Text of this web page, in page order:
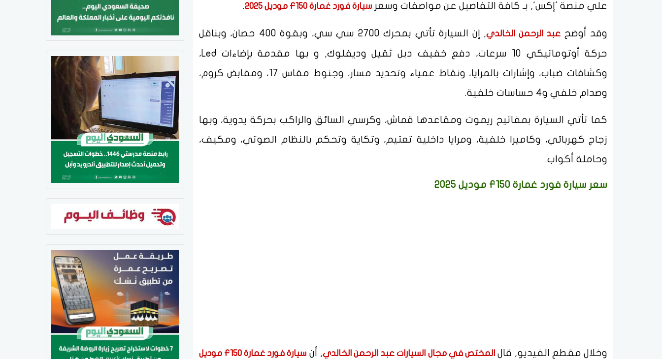
علي منصة 'إكس', بـ كافة التفاصيل عن مواصفات وسعر سيارة فورد غمارة F150 موديل 2025 .
وقد أوضح عبد الرحمن الخالدي
, إن السيارة تأتي بمحرك 2700 سي سي، وبقوة 400 حصان، وبناقل
حركة أوتوماتيكي 10 سرعات، دفع خفيف دبل ثقيل وديفلوك, و بها مقدمة بإضاءات Led،
وكشافات ضباب، وإشارات بالمرايا، ونقاط عمياء وتحديد مسار، وجنوط مقاس 17، ومقابض كروم،
وصدام خلفي و4 حساسات خلفية.
كما تأتي السيارة بمفاتيح ريموت ومقاعدها قماش، وكرسي السائق والراكب بحركة يدوية، وبها
زجاج كهربائي، وكاميرا خلفية، ومرايا داخلية تعتيم، وتكاية وتحكم بالنظام الصوتي، ومكيف،
وحاملة أكواب.
سعر سيارة فورد غمارة F150 موديل 2025
وخلال مقطع الفيديو, قال المختص في مجال السيارات عبد الرحمن الخالدي, أن سيارة فورد غمارة F150 موديل